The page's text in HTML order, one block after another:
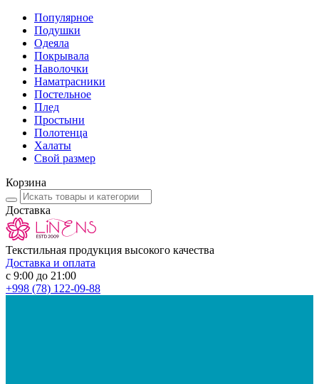
Популярное
Подушки
Одеяла
Покрывала
Наволочки
Наматрасники
Постельное
Плед
Простыни
Полотенца
Халаты
Свой размер
Корзина
Доставка
Текстильная продукция высокого качества
Доставка и оплата
с 9:00 до 21:00
+998 (78) 122-09-88